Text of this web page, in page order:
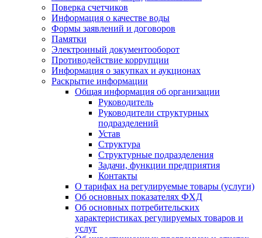
Поверка счетчиков
Информация о качестве воды
Формы заявлений и договоров
Памятки
Электронный документооборот
Противодействие коррупции
Информация о закупках и аукционах
Раскрытие информации
Общая информация об организации
Руководитель
Руководители структурных
подразделений
Устав
Структура
Структурные подразделения
Задачи, функции предприятия
Контакты
О тарифах на регулируемые товары (услуги)
Об основных показателях ФХД
Об основных потребительских
характеристиках регулируемых товаров и
услуг